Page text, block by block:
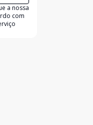
a nossa
com